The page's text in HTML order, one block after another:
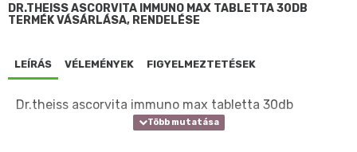
DR.THEISS ASCORVITA IMMUNO MAX TABLETTA 30DB
TERMÉK VÁSÁRLÁSA, RENDELÉSE
LEÍRÁS VÉLEMÉNYEK FIGYELMEZTETÉSEK
Dr.theiss ascorvita immuno max tabletta 30db